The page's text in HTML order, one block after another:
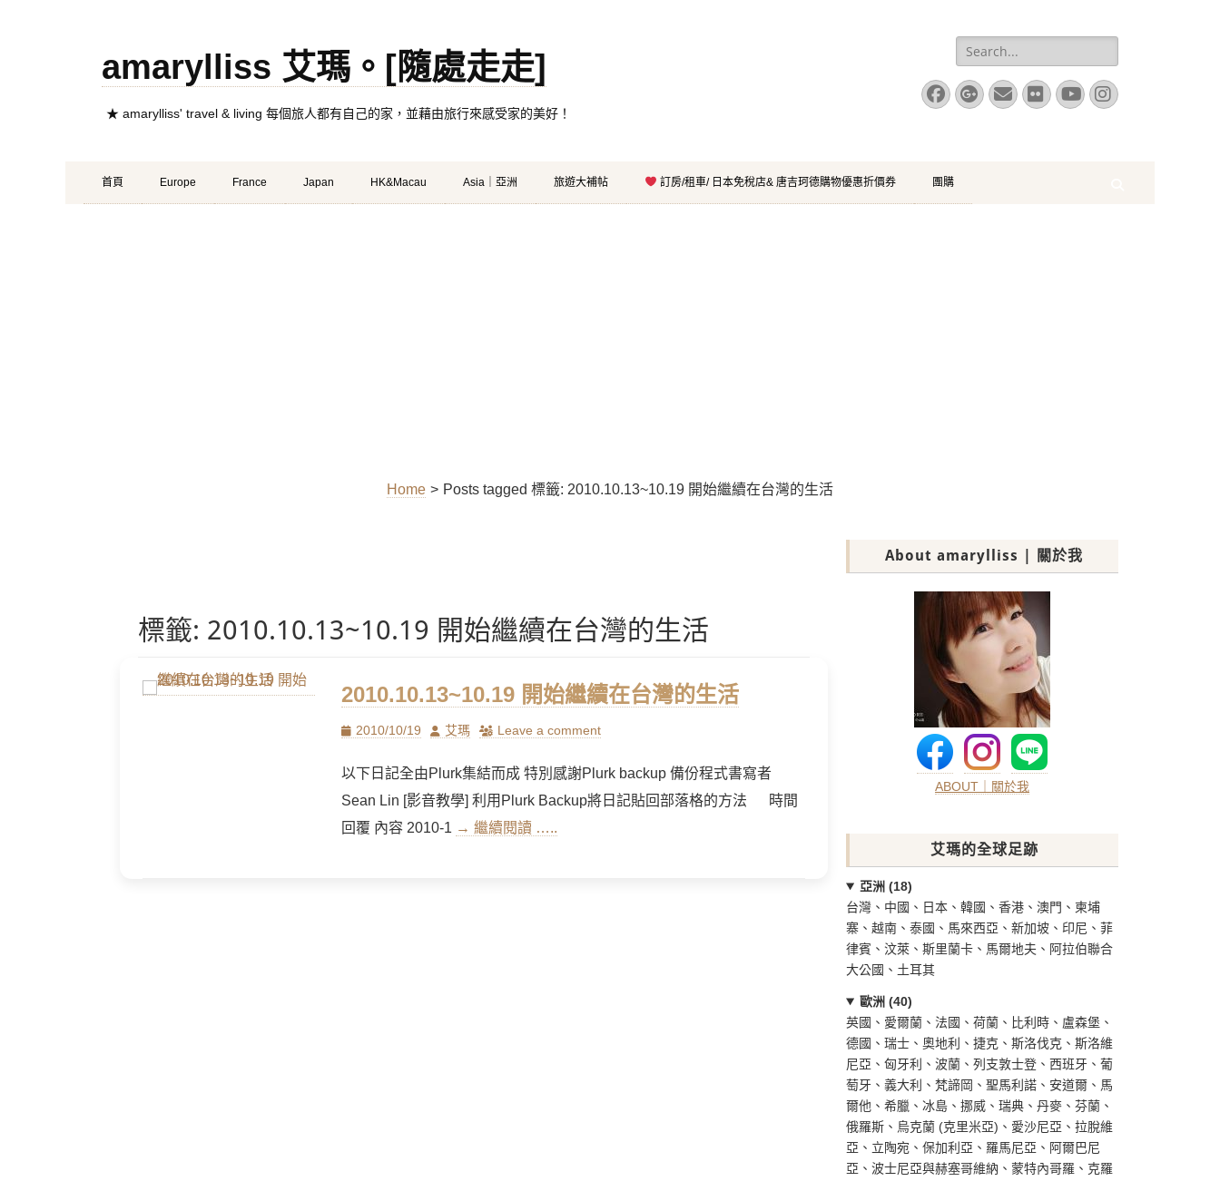
amarylliss 艾瑪。[隨處走走]
★ amarylliss' travel & living 每個旅人都有自己的家，並藉由旅行來感受家的美好！
Search
for:
Facebook
Googleplus
EmailFlickrYouTube
Instagram
Primary
Menu
Skip
to
首頁 Europe France Japan HK&Macau Asia｜亞洲 旅遊大補帖 訂房/租車/ 日本免稅店& 唐吉珂德購物優惠折價券 團購
Home > Posts tagged 標籤: 2010.10.13~10.19 開始繼續在台灣的生活
標籤: 2010.10.13~10.19 開始繼續在台灣的生活
2010.10.13~10.19 開始繼續在台灣的生活
Posted
2010/10/19 Author
艾瑪 Leave a comment
以下日記全由Plurk集結而成 特別感謝Plurk backup 備份程式書寫者
Sean Lin [影音教學] 利用Plurk Backup將日記貼回部落格的方法 時間
回覆 內容 2010-1 → 繼續閱讀 …..
About amarylliss | 關於我
ABOUT｜關於我
艾瑪的全球足跡
亞洲 (18)
台灣、中國、日本、韓國、香港、澳門、柬埔
寨、越南、泰國、馬來西亞、新加坡、印尼、菲
律賓、汶萊、斯里蘭卡、馬爾地夫、阿拉伯聯合
大公國、土耳其
歐洲 (40)
英國、愛爾蘭、法國、荷蘭、比利時、盧森堡、
德國、瑞士、奧地利、捷克、斯洛伐克、斯洛維
尼亞、匈牙利、波蘭、列支敦士登、西班牙、葡
萄牙、義大利、梵諦岡、聖馬利諾、安道爾、馬
爾他、希臘、冰島、挪威、瑞典、丹麥、芬蘭、
俄羅斯、烏克蘭 (克里米亞)、愛沙尼亞、拉脫維
亞、立陶宛、保加利亞、羅馬尼亞、阿爾巴尼
亞、波士尼亞與赫塞哥維納、蒙特內哥羅、克羅